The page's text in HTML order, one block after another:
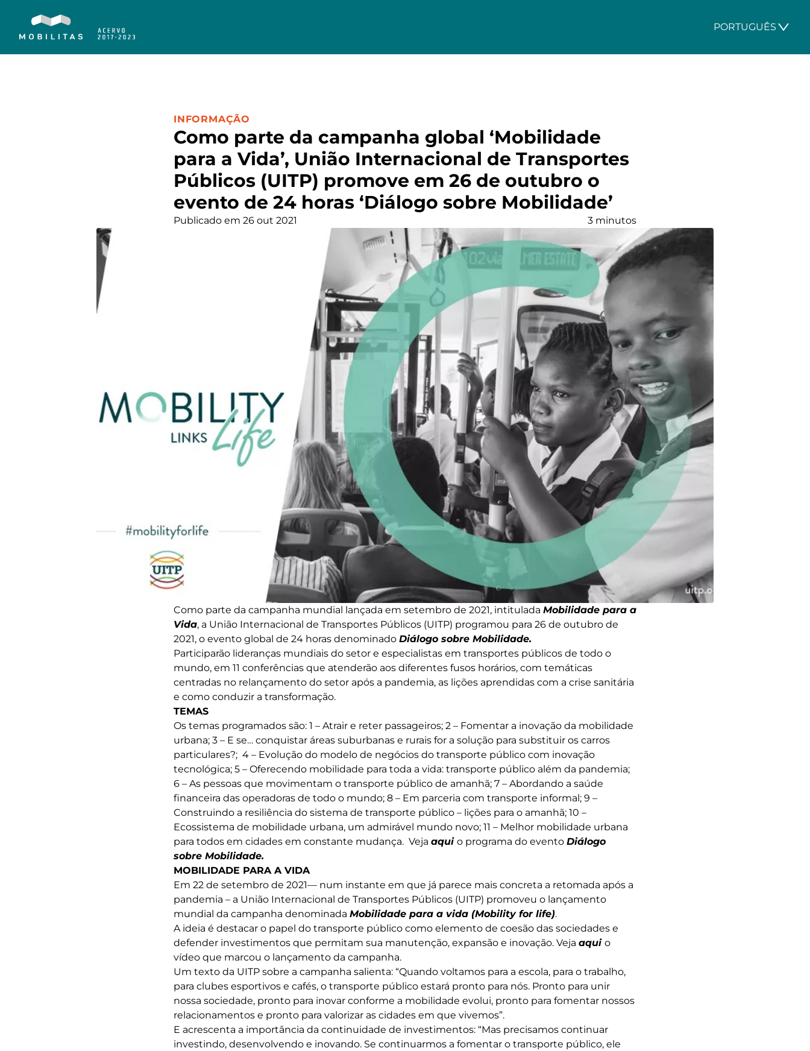
PORTUGUÊS
Como parte da campanha global ‘Mobilidade
para a Vida’, União Internacional de Transportes
Públicos (UITP) promove em 26 de outubro o
evento de 24 horas ‘Diálogo sobre Mobilidade’
CATEGORIA:
INFORMAÇÃO
Publicado em 26 out 2021 3 minutos
Como parte da campanha mundial lançada em setembro de 2021, intitulada Mobilidade para a
Vida, a União Internacional de Transportes Públicos (UITP) programou para 26 de outubro de
2021, o evento global de 24 horas denominado Diálogo sobre Mobilidade.
Participarão lideranças mundiais do setor e especialistas em transportes públicos de todo o
mundo, em 11 conferências que atenderão aos diferentes fusos horários, com temáticas
centradas no relançamento do setor após a pandemia, as lições aprendidas com a crise sanitária
e como conduzir a transformação.
TEMAS
Os temas programados são: 1 – Atrair e reter passageiros; 2 – Fomentar a inovação da mobilidade
urbana; 3 – E se… conquistar áreas suburbanas e rurais for a solução para substituir os carros
particulares?; 4 – Evolução do modelo de negócios do transporte público com inovação
tecnológica; 5 – Oferecendo mobilidade para toda a vida: transporte público além da pandemia;
6 – As pessoas que movimentam o transporte público de amanhã; 7 – Abordando a saúde
financeira das operadoras de todo o mundo; 8 – Em parceria com transporte informal; 9 –
Construindo a resiliência do sistema de transporte público – lições para o amanhã; 10 –
Ecossistema de mobilidade urbana, um admirável mundo novo; 11 – Melhor mobilidade urbana
para todos em cidades em constante mudança. Veja aqui o programa do evento Diálogo
sobre Mobilidade.
MOBILIDADE PARA A VIDA
Em 22 de setembro de 2021— num instante em que já parece mais concreta a retomada após a
pandemia – a União Internacional de Transportes Públicos (UITP) promoveu o lançamento
mundial da campanha denominada Mobilidade para a vida (Mobility for life).
A ideia é destacar o papel do transporte público como elemento de coesão das sociedades e
defender investimentos que permitam sua manutenção, expansão e inovação. Veja aqui o
vídeo que marcou o lançamento da campanha.
Um texto da UITP sobre a campanha salienta: “Quando voltamos para a escola, para o trabalho,
para clubes esportivos e cafés, o transporte público estará pronto para nós. Pronto para unir
nossa sociedade, pronto para inovar conforme a mobilidade evolui, pronto para fomentar nossos
relacionamentos e pronto para valorizar as cidades em que vivemos”.
E acrescenta a importância da continuidade de investimentos: “Mas precisamos continuar
investindo, desenvolvendo e inovando. Se continuarmos a fomentar o transporte público, ele